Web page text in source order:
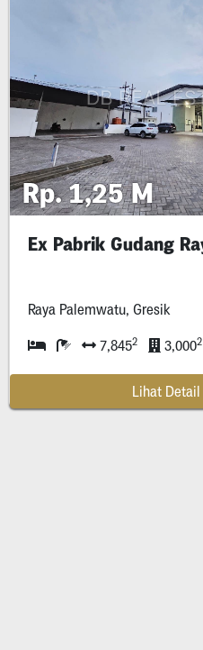
Rp. 1,25 M
Raya Palemwatu, Gresik
7,8452 3,0002
Lihat Detail